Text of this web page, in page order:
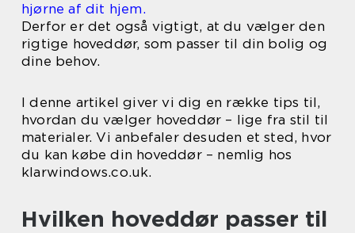
hjørne af dit hjem.
Derfor er det også vigtigt, at du vælger den
rigtige hoveddør, som passer til din bolig og
dine behov.
I denne artikel giver vi dig en række tips til,
hvordan du vælger hoveddør – lige fra stil til
materialer. Vi anbefaler desuden et sted, hvor
du kan købe din hoveddør – nemlig hos
klarwindows.co.uk.
Hvilken hoveddør passer til